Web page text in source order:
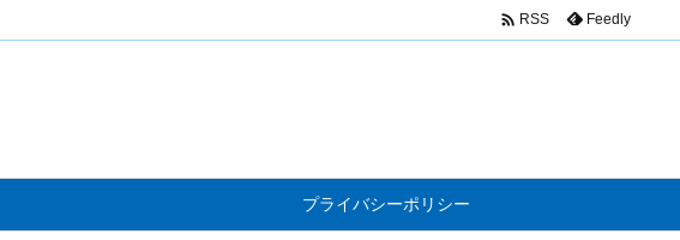
プライバシーポリシー
 RSS Feedly